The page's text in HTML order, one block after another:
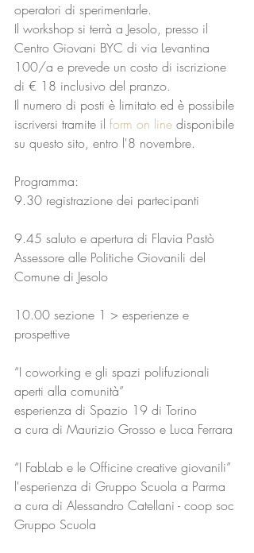
operatori di sperimentarle.
Il workshop si terrà a Jesolo, presso il
Centro Giovani BYC di via Levantina
100/a e prevede un costo di iscrizione
di € 18 inclusivo del pranzo.
Il numero di posti è limitato ed è possibile
iscriversi tramite il form on line disponibile
su questo sito, entro l'8 novembre.
Programma:
9.30 registrazione dei partecipanti
9.45 saluto e apertura di Flavia Pastò
Assessore alle Politiche Giovanili del
Comune di Jesolo
10.00 sezione 1 > esperienze e
prospettive
“I coworking e gli spazi polifuzionali
aperti alla comunità”
esperienza di Spazio 19 di Torino
a cura di Maurizio Grosso e Luca Ferrara
“I FabLab e le Officine creative giovanili”
l'esperienza di Gruppo Scuola a Parma
a cura di Alessandro Catellani - coop soc
Gruppo Scuola